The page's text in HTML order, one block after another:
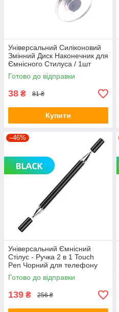
Універсальний Силіконовий
Змінний Диск Наконечник для
Ємнісного Стилуса / 1шт
Готово до відправки
38 ₴ 81 ₴
Купити
–46%
Універсальний Ємнісний
Стілус - Ручка 2 в 1 Touch
Pen Чорний для телефону
сенсорного екрана
Готово до відправки
139 ₴ 256 ₴